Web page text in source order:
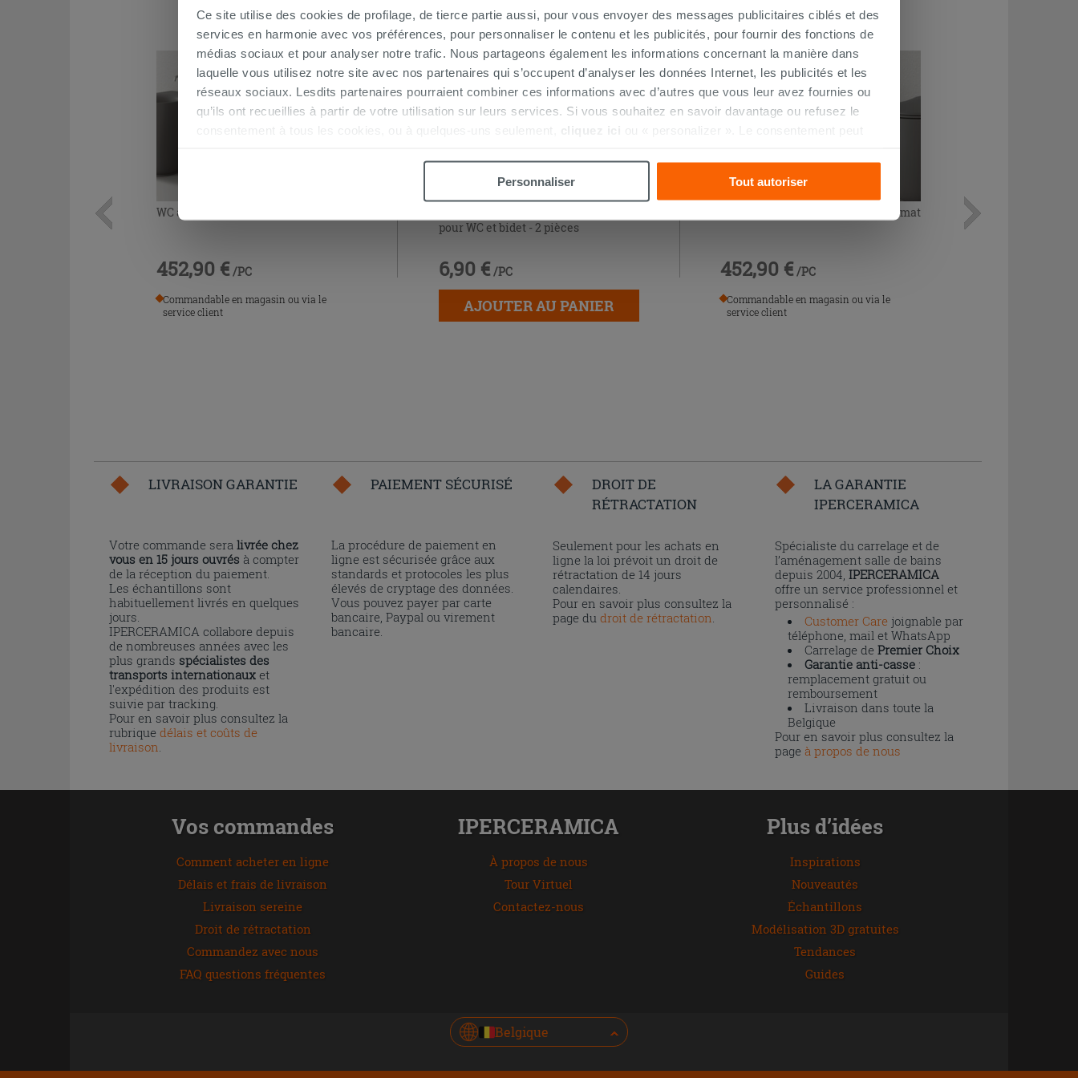
Ce site utilise des cookies de profilage, de tierce partie aussi, pour vous envoyer des messages publicitaires ciblés et des
services en harmonie avec vos préférences, pour personnaliser le contenu et les publicités, pour fournir des fonctions de
médias sociaux et pour analyser notre trafic. Nous partageons également les informations concernant la manière dans
laquelle vous utilisez notre site avec nos partenaires qui s’occupent d’analyser les données Internet, les publicités et les
réseaux sociaux. Lesdits partenaires pourraient combiner ces informations avec d’autres que vous leur avez fournies ou
qu’ils ont recueillies à partir de votre utilisation sur leurs services. Si vous souhaitez en savoir davantage ou refusez le
consentement à tous les cookies, ou à quelques-uns seulement,
cliquez ici ou « personalizer ». Le consentement peut
Personnaliser
Tout autoriser
WC à poser Nolita rimless acier mat
452,90 € /PC
Commandable en magasin ou via le
service client
pour WC et bidet - 2 pièces
6,90 € /PC
AJOUTER AU PANIER
Bidet à poser Nolita rimless acier mat
452,90 € /PC
Commandable en magasin ou via le
service client
LIVRAISON GARANTIE
Votre commande sera livrée chez
vous en 15 jours ouvrés à compter
de la réception du paiement.
Les échantillons sont
habituellement livrés en quelques
jours.
IPERCERAMICA collabore depuis
de nombreuses années avec les
plus grands spécialistes des
transports internationaux et
l'expédition des produits est
suivie par tracking.
Pour en savoir plus consultez la
rubrique délais et coûts de
livraison.
PAIEMENT SÉCURISÉ
La procédure de paiement en
ligne est sécurisée grâce aux
standards et protocoles les plus
élevés de cryptage des données.
Vous pouvez payer par carte
bancaire, Paypal ou virement
bancaire.
DROIT DE
RÉTRACTATION
Seulement pour les achats en
ligne la loi prévoit un droit de
rétractation de 14 jours
calendaires.
Pour en savoir plus consultez la
page dudroit de rétractation.
LA GARANTIE
IPERCERAMICA
Spécialiste du carrelage et de
l’aménagement salle de bains
depuis 2004, IPERCERAMICA
offre un service professionnel et
personnalisé :
Customer Carejoignable par
téléphone, mail et WhatsApp
Carrelage de Premier Choix
Garantie anti-casse:
remplacement gratuit ou
remboursement
Livraison dans toute la
Belgique
Pour en savoir plus consultez la
page à propos de nous
Vos commandes
Comment acheter en ligne
Délais et frais de livraison
Livraison sereine
Droit de rétractation
Commandez avec nous
FAQ questions fréquentes
IPERCERAMICA
À propos de nous
Tour Virtuel
Contactez-nous
Plus d’idées
Inspirations
Nouveautés
Échantillons
Modélisation 3D gratuites
Tendances
Guides
Belgique